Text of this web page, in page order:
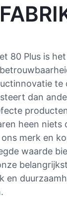
80 Plus is
dan
heen
ons merk en
waarde
en